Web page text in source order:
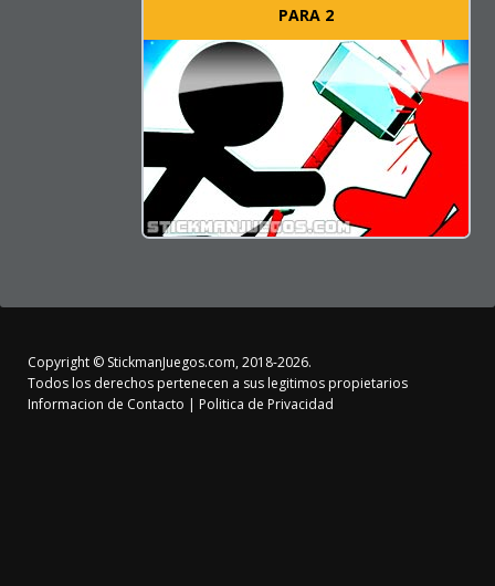
PARA 2
Copyright © StickmanJuegos.com, 2018-2026.
Todos los derechos pertenecen a sus legitimos propietarios
Informacion de Contacto | Politica de Privacidad